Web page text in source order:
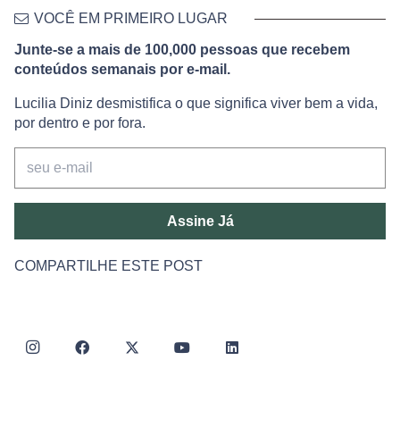
VOCÊ EM PRIMEIRO LUGAR
Junte-se a mais de 100,000 pessoas que recebem
conteúdos semanais por e-mail.
Lucilia Diniz desmistifica o que significa viver bem a vida,
por dentro e por fora.
Assine Já
COMPARTILHE ESTE POST